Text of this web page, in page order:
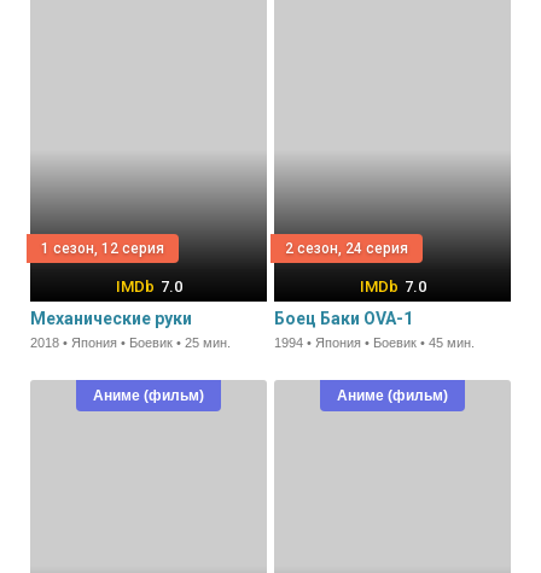
1 сезон, 12 серия
7.0
Механические руки
2018 • Япония • Боевик • 25 мин.
2 сезон, 24 серия
7.0
Боец Баки OVA-1
1994 • Япония • Боевик • 45 мин.
Аниме (фильм) Аниме (фильм)